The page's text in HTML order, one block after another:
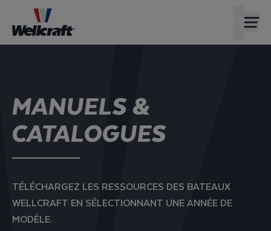
MANUELS &
CATALOGUES
TÉLÉCHARGEZ LES RESSOURCES DES BATEAUX
WELLCRAFT EN SÉLECTIONNANT UNE ANNÉE DE
MODÈLE.